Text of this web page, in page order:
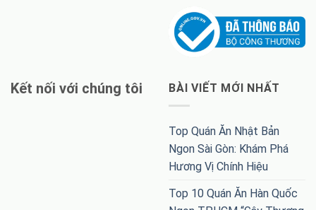
Kết nối với chúng tôi BÀI VIẾT MỚI NHẤT
Top Quán Ăn Nhật Bản
Ngon Sài Gòn: Khám Phá
Hương Vị Chính Hiệu
Top 10 Quán Ăn Hàn Quốc